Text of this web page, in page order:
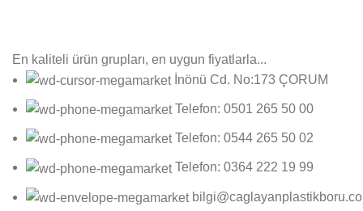
En kaliteli ürün grupları, en uygun fiyatlarla...
İnönü Cd. No:173 ÇORUM
Telefon: 0501 265 50 00
Telefon: 0544 265 50 02
Telefon: 0364 222 19 99